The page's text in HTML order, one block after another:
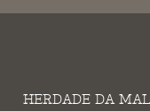
HERDADE DA